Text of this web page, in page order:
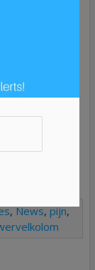
toe. Loop
zodat je
,News,pijn,